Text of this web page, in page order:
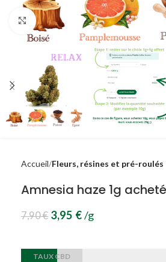
Agrandir
Accueil Fleurs, résines et pré-roulés
Amnesia haze 1g
7,90€ 3,95 €/g
TAUX CBD